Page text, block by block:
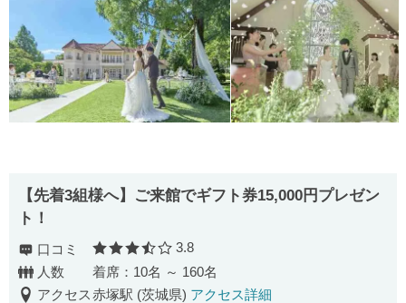
【先着3組様へ】ご来館でギフト券15,000円プレゼン
ト！
口コミ 口コミ評価
3.8
人数
着席：10名 ～ 160名
アクセス赤塚駅 (茨城県) アクセス詳細